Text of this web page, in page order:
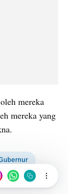
mereka
mereka yang